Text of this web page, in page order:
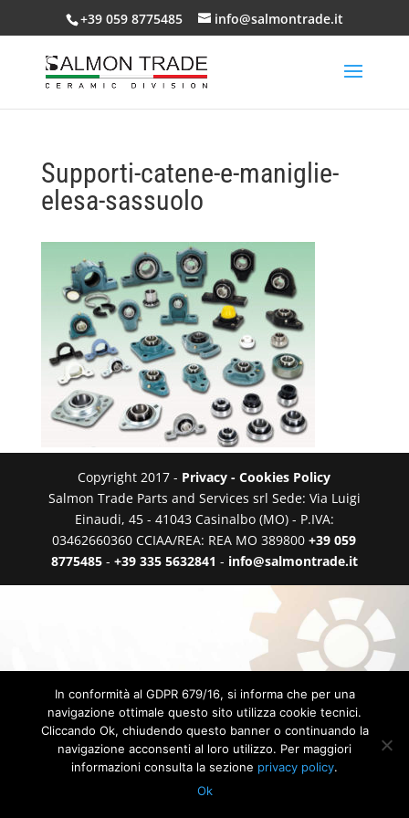
+39 059 8775485 info@salmontrade.it
Supporti-catene-e-maniglie-
elesa-sassuolo
Copyright 2017 - Privacy - Cookies Policy
Salmon Trade Parts and Services srl Sede: Via Luigi
Einaudi, 45 - 41043 Casinalbo (MO) - P.IVA:
03462660360 CCIAA/REA: REA MO 389800+39 059
8775485 - +39 335 5632841 - info@salmontrade.it
In conformità al GDPR 679/16, si informa che per una
navigazione ottimale questo sito utilizza cookie tecnici.
Cliccando Ok, chiudendo questo banner o continuando la
navigazione acconsenti al loro utilizzo. Per maggiori
informazioni consulta la sezione privacy policy.
Ok